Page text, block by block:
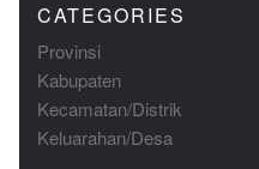
CATEGORIES
Provinsi
Kabupaten
Kecamatan/Distrik
Keluarahan/Desa